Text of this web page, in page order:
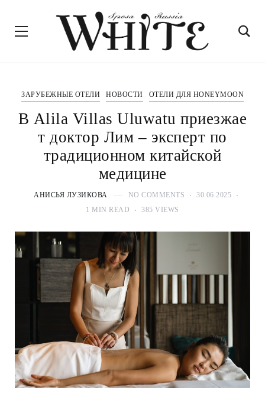
ЗАРУБЕЖНЫЕ ОТЕЛИ НОВОСТИ ОТЕЛИ ДЛЯ HONEYMOON
В Alila Villas Uluwatu приезжае
т доктор Лим – эксперт по
традиционном китайской
медицине
АНИСЬЯ ЛУЗИКОВА NO COMMENTS
30.06.2025
1 MIN READ
385 VIEWS